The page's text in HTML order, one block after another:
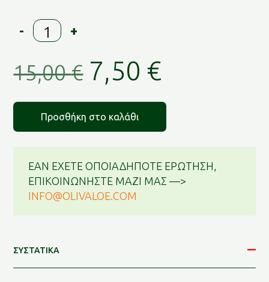
-
OLIVE
GOLD
Aloe
Vera
(Πρόσωπο
Σώμα)
+
15,00€ Original
price
was:
7,50 €
τιμή
7,50 €.
Προσθήκη στο καλάθι
ΕΑΝ ΕΧΕΤΕ ΟΠΟΙΑΔΗΠΟΤΕ ΕΡΩΤΗΣΗ,
ΕΠΙΚΟΙΝΩΝΗΣΤΕ ΜΑΖΙ ΜΑΣ —>
INFO@OLIVALOE.COM
ΣΥΣΤΑΤΙΚΑ